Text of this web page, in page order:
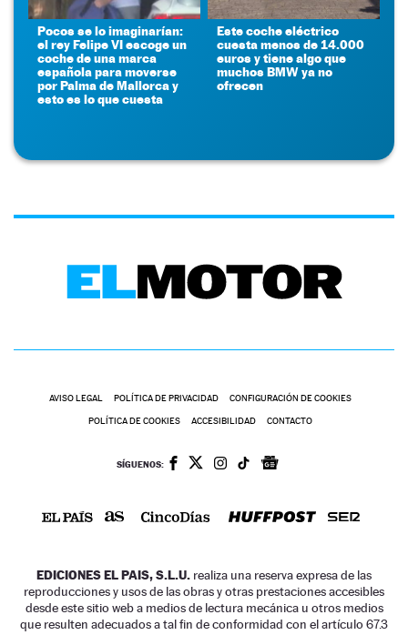
Pocos se lo imaginarían:
el rey Felipe VI escoge un
coche de una marca
española para moverse
por Palma de Mallorca y
esto es lo que cuesta
Este coche eléctrico
cuesta menos de 14.000
euros y tiene algo que
muchos BMW ya no
ofrecen
AVISO LEGAL POLÍTICA DE PRIVACIDAD CONFIGURACIÓN DE COOKIES
POLÍTICA DE COOKIES ACCESIBILIDAD CONTACTO
SÍGUENOS:
EDICIONES EL PAIS, S.L.U. realiza una reserva expresa de las
reproducciones y usos de las obras y otras prestaciones accesibles
desde este sitio web a medios de lectura mecánica u otros medios
que resulten adecuados a tal fin de conformidad con el artículo 67.3